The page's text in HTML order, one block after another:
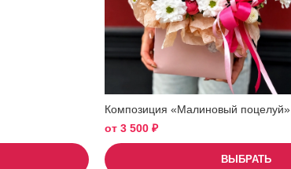
Композиция «Малиновый поцелуй»
от 3 500 ₽
ВЫБРАТЬ